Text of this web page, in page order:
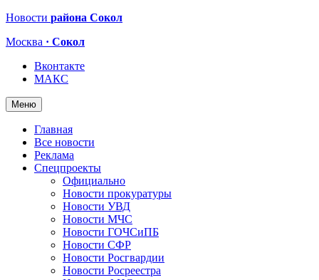
Новости района Сокол
Москва · Сокол
Вконтакте
МАКС
Меню
Главная
Все новости
Реклама
Спецпроекты
Официально
Новости прокуратуры
Новости УВД
Новости МЧС
Новости ГОЧСиПБ
Новости СФР
Новости Росгвардии
Новости Росреестра